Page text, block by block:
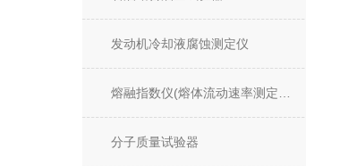
发动机冷却液腐蚀测定仪
分子质量试验器